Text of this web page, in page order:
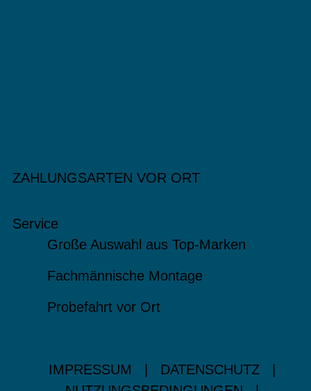
ZAHLUNGSARTEN VOR ORT
Service
Große Auswahl aus Top-Marken
Fachmännische Montage
Probefahrt vor Ort
IMPRESSUM DATENSCHUTZ